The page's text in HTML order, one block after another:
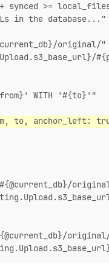
synced >=
in the database..."
original/"
WITH '#{to}'"
to, anchor_left: